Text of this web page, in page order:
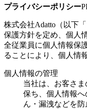
プライバシーポリシー
株式会社Adatto（以下
保護方針を定め、個人
全従業員に個人情報保
ることにより、個人情
個人情報の管理
当社は、お客さ
保ち、個人情報
ん・漏洩などを